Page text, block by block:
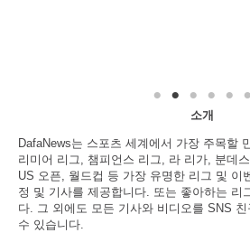
소개
DafaNews는 스포츠 세계에서 가장 주목할
리미어 리그, 챔피언스 리그, 라 리가, 분데
US 오픈, 월드컵 등 가장 유명한 리그 및 이
정 및 기사를 제공합니다. 또는 좋아하는 리
다. 그 외에도 모든 기사와 비디오를 SNS
수 있습니다.